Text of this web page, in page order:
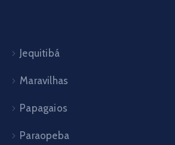
Jequitibá
Maravilhas
Papagaios
Paraopeba